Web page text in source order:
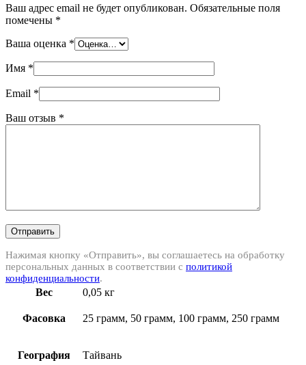
Ваш адрес email не будет опубликован. Обязательные поля
помечены *
Ваша оценка *
Имя *
Email *
Ваш отзыв *
Отправить
Нажимая кнопку «Отправить», вы соглашаетесь на обработку
персональных данных в соответствии с политикой
конфиденциальности.
Вес 0,05 кг
Фасовка 25 грамм, 50 грамм, 100 грамм, 250 грамм
География Тайвань